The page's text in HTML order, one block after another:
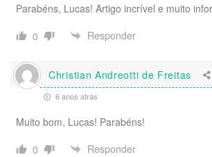
Parabéns, Lucas! Artigo incrível e muito
0
Responder
Christian Andreotti de Freitas
6 anos atrás
Muito bom, Lucas! Parabéns!
0
Responder